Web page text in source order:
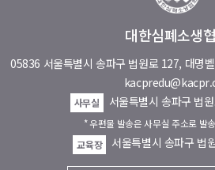
대한심폐소생
05836 서울특별시 송파구 법원로 127, 대명
사무실 서울특별시 송파구 법
* 우편물 발송은 사무실 주소로 발
교육장
서울특별시 송파구 법